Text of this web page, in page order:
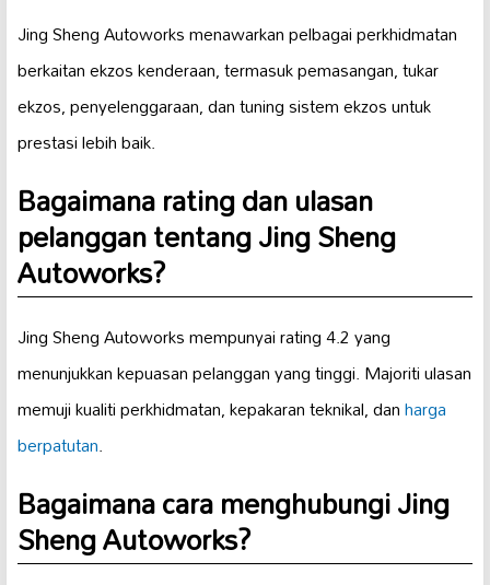
Jing Sheng Autoworks menawarkan pelbagai perkhidmatan
berkaitan ekzos kenderaan, termasuk pemasangan, tukar
ekzos, penyelenggaraan, dan tuning sistem ekzos untuk
prestasi lebih baik.
Bagaimana rating dan ulasan
pelanggan tentang Jing Sheng
Autoworks?
Jing Sheng Autoworks mempunyai rating 4.2 yang
menunjukkan kepuasan pelanggan yang tinggi. Majoriti ulasan
memuji kualiti perkhidmatan, kepakaran teknikal, danharga
berpatutan.
Bagaimana cara menghubungi Jing
Sheng Autoworks?